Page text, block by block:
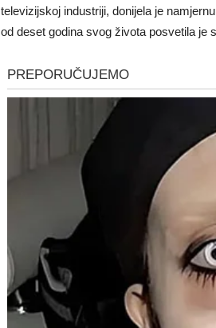
televizijskoj industriji, donijela je
od deset godina svog života posvetila je